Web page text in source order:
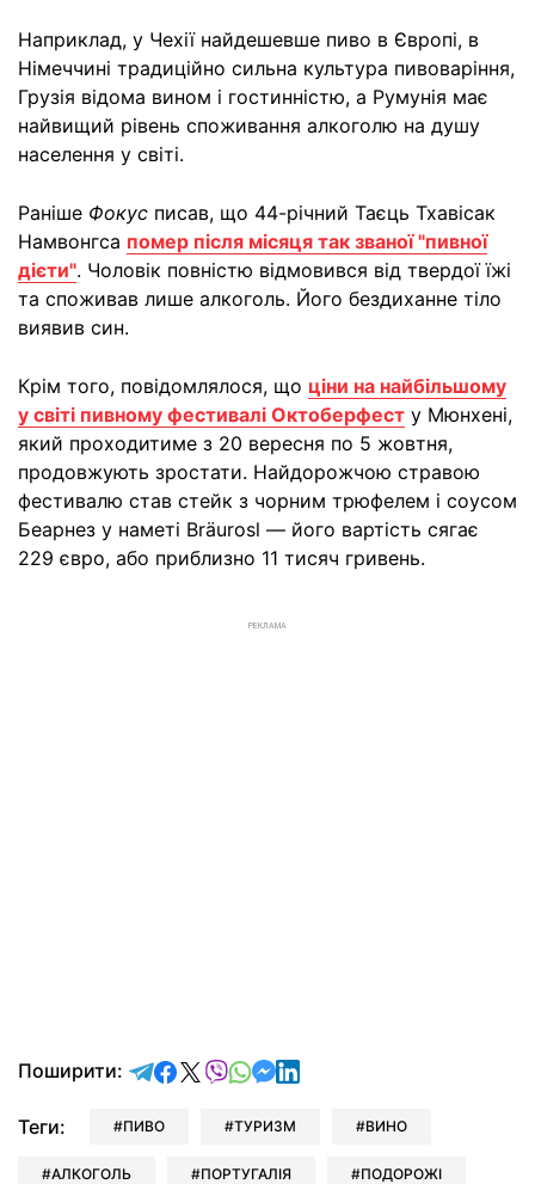
Наприклад, у Чехії найдешевше пиво в Європі, в
Німеччині традиційно сильна культура пивоваріння,
Грузія відома вином і гостинністю, а Румунія має
найвищий рівень споживання алкоголю на душу
населення у світі.
Раніше Фокус писав, що 44-річний Таєць Тхавісак
Намвонгса помер після місяця так званої "пивної
дієти". Чоловік повністю відмовився від твердої їжі
та споживав лише алкоголь. Його бездиханне тіло
виявив син.
Крім того, повідомлялося, що ціни на найбільшому
у світі пивному фестивалі Октоберфест у Мюнхені,
який проходитиме з 20 вересня по 5 жовтня,
продовжують зростати. Найдорожчою стравою
фестивалю став стейк з чорним трюфелем і соусом
Беарнез у наметі Bräurosl — його вартість сягає
229 євро, або приблизно 11 тисяч гривень.
РЕКЛАМА
Поширити: відправити у Telegram
поділитись у Facebook
поділитись у X
відправити у Viber
відправити у Whatsapp
відправити у Messenger
відправити у LinkedIn
Теги: ПИВО ТУРИЗМ ВИНО
АЛКОГОЛЬ ПОРТУГАЛІЯ ПОДОРОЖІ